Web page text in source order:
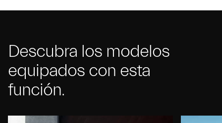
Descubra los modelos
equipados con esta
función.